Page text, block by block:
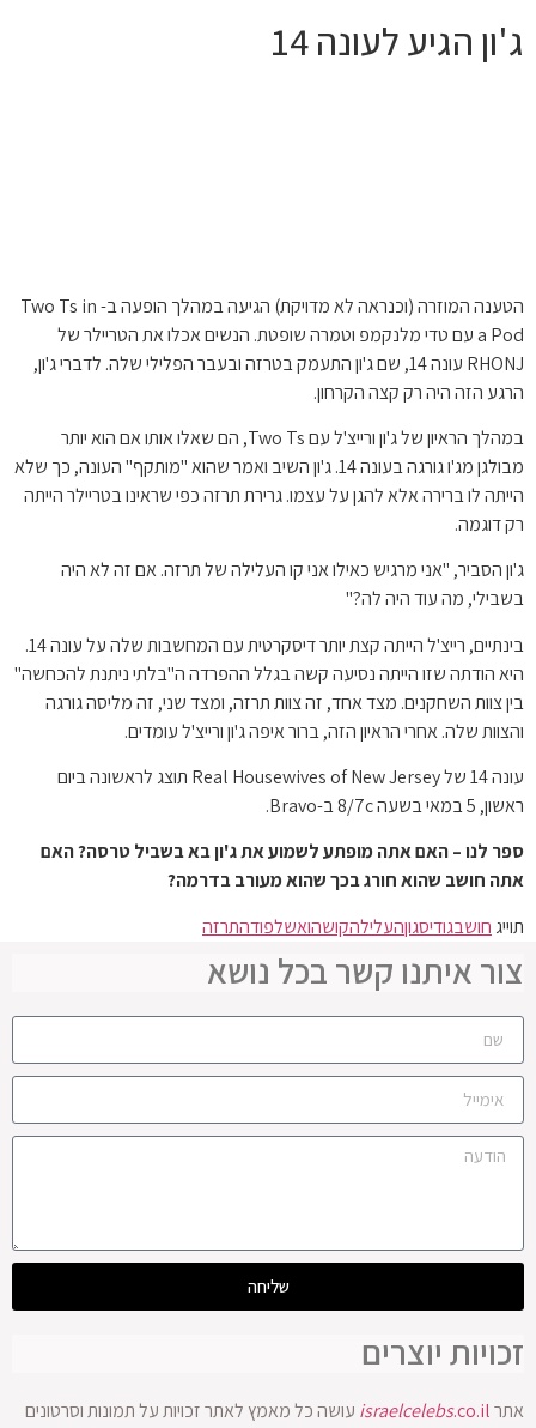
ג'ון הגיע לעונה 14
הטענה המוזרה (וכנראה לא מדויקת) הגיעה במהלך הופעה ב- Two Ts in
a Pod עם טדי מלנקמפ וטמרה שופטת. הנשים אכלו את הטריילר של
RHONJ עונה 14, שם ג'ון התעמק בטרזה ובעבר הפלילי שלה. לדברי ג'ון,
הרגע הזה היה רק ​​קצה הקרחון.
במהלך הראיון של ג'ון ורייצ'ל עם Two Ts, הם שאלו אותו אם הוא יותר
מבולגן מג'ו גורגה בעונה 14. ג'ון השיב ואמר שהוא "מותקף" העונה, כך שלא
הייתה לו ברירה אלא להגן על עצמו. גרירת תרזה כפי שראינו בטריילר הייתה
רק דוגמה.
ג'ון הסביר, "אני מרגיש כאילו אני קו העלילה של תרזה. אם זה לא היה
בשבילי, מה עוד היה לה?"
בינתיים, רייצ'ל הייתה קצת יותר דיסקרטית עם המחשבות שלה על עונה 14.
היא הודתה שזו הייתה נסיעה קשה בגלל ההפרדה ה"בלתי ניתנת להכחשה"
בין צוות השחקנים. מצד אחד, זה צוות תרזה, ומצד שני, זה מליסה גורגה
והצוות שלה. אחרי הראיון הזה, ברור איפה ג'ון ורייצ'ל עומדים.
עונה 14 של Real Housewives of New Jersey תוצג לראשונה ביום
ראשון, 5 במאי בשעה 8/7c ב-Bravo.
ספר לנו – האם אתה מופתע לשמוע את ג'ון בא בשביל טרסה? האם
אתה חושב שהוא חורג בכך שהוא מעורב בדרמה?
תוייג חושבגודיסגוןהעלילהקושהואשלפודהתרזה
צור איתנו קשר בכל נושא
שליחה
זכויות יוצרים
אתר israelcelebs.co.il
עושה כל מאמץ לאתר זכויות על תמונות וסרטונים